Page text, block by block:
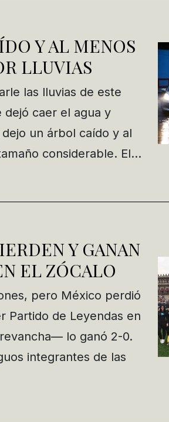
Y AL MENOS
LLUVIAS
las lluvias de este
dejó caer el agua y
un árbol caído y al
considerable. El…
Y GANAN
EL ZÓCALO
pero México perdió
Partido de Leyendas en
lo ganó 2-0.
integrantes de las